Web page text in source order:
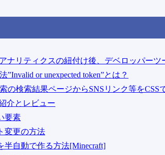
ナリティクスの紐付け後、デベロッパー
or unexpected token”とは？
の検索結果ページからSNSリンク等をCSS
介とレビュー
要素
変更の方法
半自動で作る方法[Minecraft]